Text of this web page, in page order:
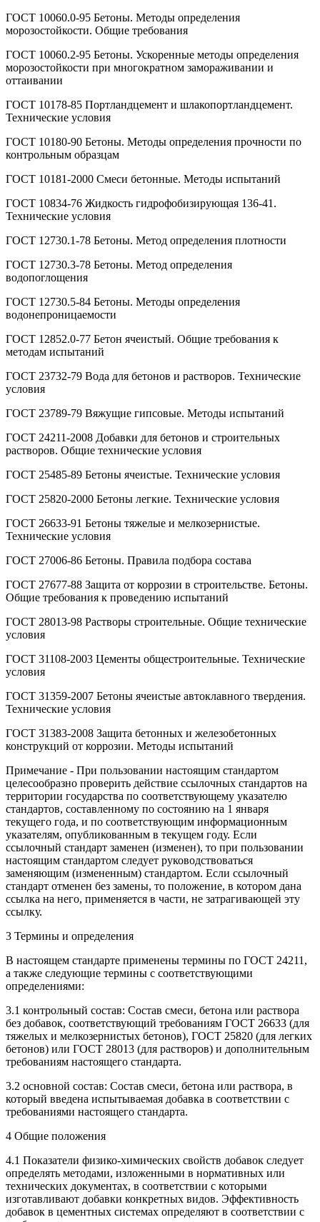
ГОСТ 10060.0-95 Бетоны. Методы определения
морозостойкости. Общие требования
ГОСТ 10060.2-95 Бетоны. Ускоренные методы определения
морозостойкости при многократном замораживании и
оттаивании
ГОСТ 10178-85 Портландцемент и шлакопортландцемент.
Технические условия
ГОСТ 10180-90 Бетоны. Методы определения прочности по
контрольным образцам
ГОСТ 10181-2000 Смеси бетонные. Методы испытаний
ГОСТ 10834-76 Жидкость гидрофобизирующая 136-41.
Технические условия
ГОСТ 12730.1-78 Бетоны. Метод определения плотности
ГОСТ 12730.3-78 Бетоны. Метод определения
водопоглощения
ГОСТ 12730.5-84 Бетоны. Методы определения
водонепроницаемости
ГОСТ 12852.0-77 Бетон ячеистый. Общие требования к
методам испытаний
ГОСТ 23732-79 Вода для бетонов и растворов. Технические
условия
ГОСТ 23789-79 Вяжущие гипсовые. Методы испытаний
ГОСТ 24211-2008 Добавки для бетонов и строительных
растворов. Общие технические условия
ГОСТ 25485-89 Бетоны ячеистые. Технические условия
ГОСТ 25820-2000 Бетоны легкие. Технические условия
ГОСТ 26633-91 Бетоны тяжелые и мелкозернистые.
Технические условия
ГОСТ 27006-86 Бетоны. Правила подбора состава
ГОСТ 27677-88 Защита от коррозии в строительстве. Бетоны.
Общие требования к проведению испытаний
ГОСТ 28013-98 Растворы строительные. Общие технические
условия
ГОСТ 31108-2003 Цементы общестроительные. Технические
условия
ГОСТ 31359-2007 Бетоны ячеистые автоклавного твердения.
Технические условия
ГОСТ 31383-2008 Защита бетонных и железобетонных
конструкций от коррозии. Методы испытаний
Примечание - При пользовании настоящим стандартом
целесообразно проверить действие ссылочных стандартов на
территории государства по соответствующему указателю
стандартов, составленному по состоянию на 1 января
текущего года, и по соответствующим информационным
указателям, опубликованным в текущем году. Если
ссылочный стандарт заменен (изменен), то при пользовании
настоящим стандартом следует руководствоваться
заменяющим (измененным) стандартом. Если ссылочный
стандарт отменен без замены, то положение, в котором дана
ссылка на него, применяется в части, не затрагивающей эту
ссылку.
3 Термины и определения
В настоящем стандарте применены термины по ГОСТ 24211,
а также следующие термины с соответствующими
определениями:
3.1 контрольный состав: Состав смеси, бетона или раствора
без добавок, соответствующий требованиям ГОСТ 26633 (для
тяжелых и мелкозернистых бетонов), ГОСТ 25820 (для легких
бетонов) или ГОСТ 28013 (для растворов) и дополнительным
требованиям настоящего стандарта.
3.2 основной состав: Состав смеси, бетона или раствора, в
который введена испытываемая добавка в соответствии с
требованиями настоящего стандарта.
4 Общие положения
4.1 Показатели физико-химических свойств добавок следует
определять методами, изложенными в нормативных или
технических документах, в соответствии с которыми
изготавливают добавки конкретных видов. Эффективность
добавок в цементных системах определяют в соответствии с